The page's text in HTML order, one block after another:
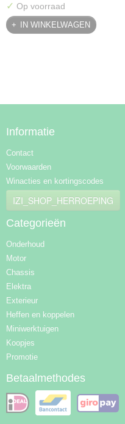
✓ Op voorraad
IN WINKELWAGEN
Informatie
Contact
Voorwaarden
Winacties en kortingscodes
IZI_SHOP_HERROEPING
Categorieën
Onderhoud
Motor
Chassis
Elektra
Exterieur
Heffen en koppelen
Miniwerktuigen
Koopjes
Promotie
Betaalmethodes